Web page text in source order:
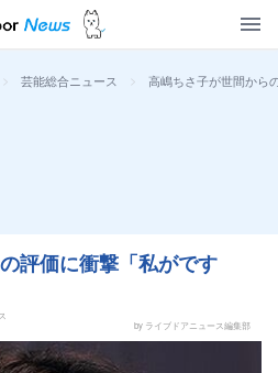
> 芸能総合ニュース > 高嶋ちさ子が世間から
評価に衝撃「私がです
by ライブドアニュース編集部